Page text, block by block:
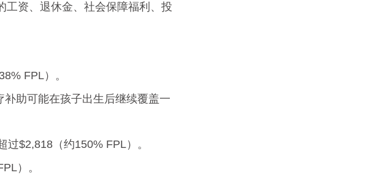
工资、退休金、社会保障福利、投
FPL）。
助可能在孩子出生后继续覆盖一
$2,818（约150% FPL）。
）。